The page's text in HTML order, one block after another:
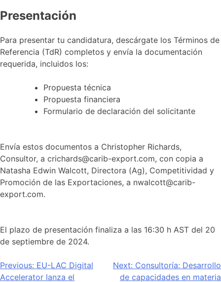
Presentación
Para presentar tu candidatura, descárgate los Términos de
Referencia (TdR) completos y envía la documentación
requerida, incluidos los:
Propuesta técnica
Propuesta financiera
Formulario de declaración del solicitante
Envía estos documentos a Christopher Richards,
Consultor, a crichards@carib-export.com, con copia a
Natasha Edwin Walcott, Directora (Ag), Competitividad y
Promoción de las Exportaciones, a nwalcott@carib-
export.com.
El plazo de presentación finaliza a las 16:30 h AST del 20
de septiembre de 2024.
Navegación
Previous: EU-LAC Digital
Accelerator lanza el
Next: Consultoría: Desarrollo
de capacidades en materia